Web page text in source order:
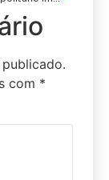
com *